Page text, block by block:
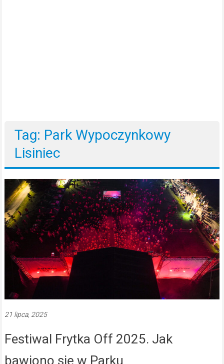
Tag: Park Wypoczynkowy
Lisiniec
21 lipca, 2025
Festiwal Frytka Off 2025. Jak
bawiono się w Parku